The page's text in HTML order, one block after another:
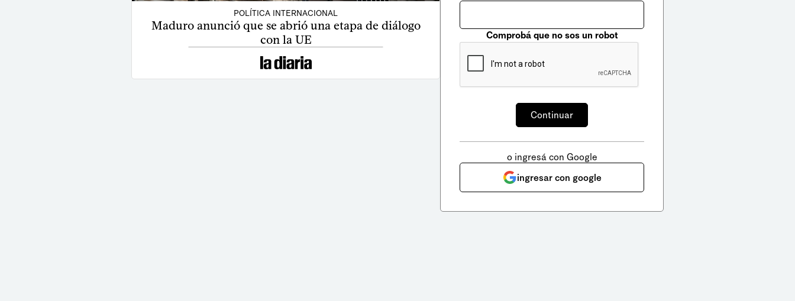
POLÍTICA INTERNACIONAL
Maduro anunció que se abrió una etapa de diálogo
con la UE
Comprobá que no sos un robot
o ingresá con Google
ingresar con google